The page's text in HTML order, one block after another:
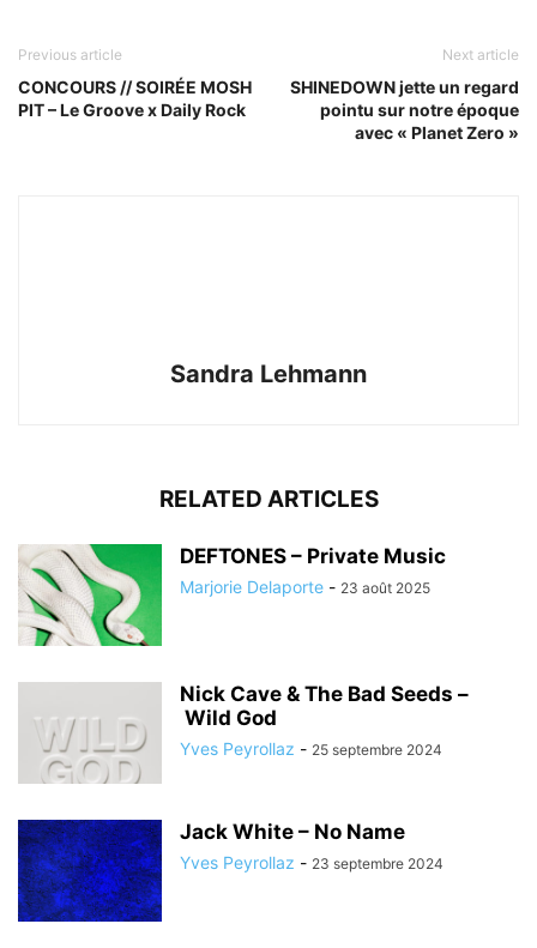
Previous article
CONCOURS // SOIRÉE MOSH
PIT – Le Groove x Daily Rock
Next article
SHINEDOWN jette un regard
pointu sur notre époque
avec « Planet Zero »
Sandra Lehmann
RELATED ARTICLES
DEFTONES – Private Music
Marjorie Delaporte - 23 août 2025
Nick Cave & The Bad Seeds –
Wild God
Yves Peyrollaz - 25 septembre 2024
Jack White – No Name
Yves Peyrollaz - 23 septembre 2024